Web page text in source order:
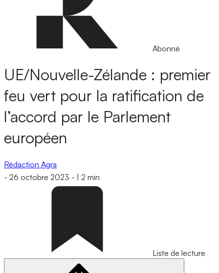
Abonné
UE/Nouvelle-Zélande : premier
feu vert pour la ratification de
l’accord par le Parlement
européen
Rédaction Agra
- 26 octobre 2023 - 2 min
Liste de lecture